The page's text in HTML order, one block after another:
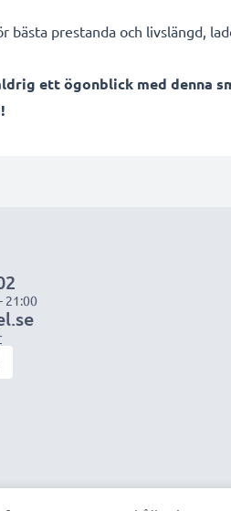
bästa prestanda och livslängd,
ett ögonblick med denna
21:00